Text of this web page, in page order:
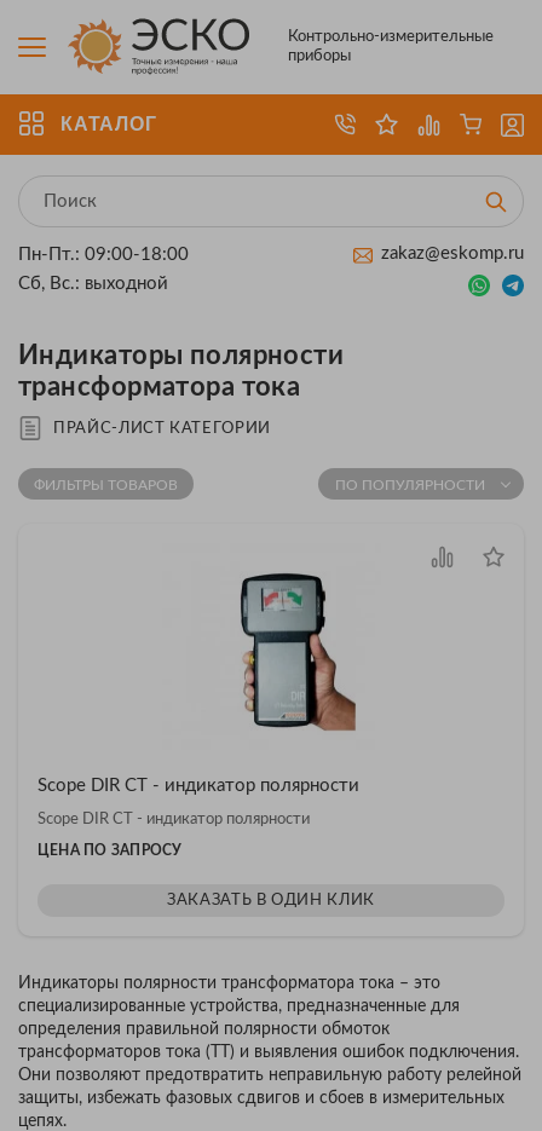
Контрольно-измерительные
приборы
КАТАЛОГ
Пн-Пт.: 09:00-18:00
Сб, Вс.: выходной
zakaz@eskomp.ru
Индикаторы полярности
трансформатора тока
ПРАЙС-ЛИСТ КАТЕГОРИИ
ФИЛЬТРЫ ТОВАРОВ ПО ПОПУЛЯРНОСТИ
Scope DIR CT - индикатор полярности
Scope DIR CT - индикатор полярности
ЦЕНА ПО ЗАПРОСУ
ЗАКАЗАТЬ В ОДИН КЛИК
Индикаторы полярности трансформатора тока – это
специализированные устройства, предназначенные для
определения правильной полярности обмоток
трансформаторов тока (ТТ) и выявления ошибок подключения.
Они позволяют предотвратить неправильную работу релейной
защиты, избежать фазовых сдвигов и сбоев в измерительных
цепях.